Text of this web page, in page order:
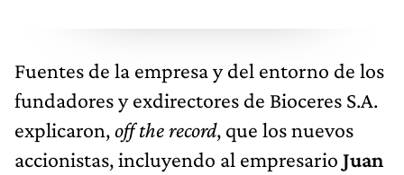
Fuentes de la empresa y del entorno de los
fundadores y exdirectores de Bioceres S.A.
explicaron,off the record, que los nuevos
accionistas, incluyendo al empresario Juan